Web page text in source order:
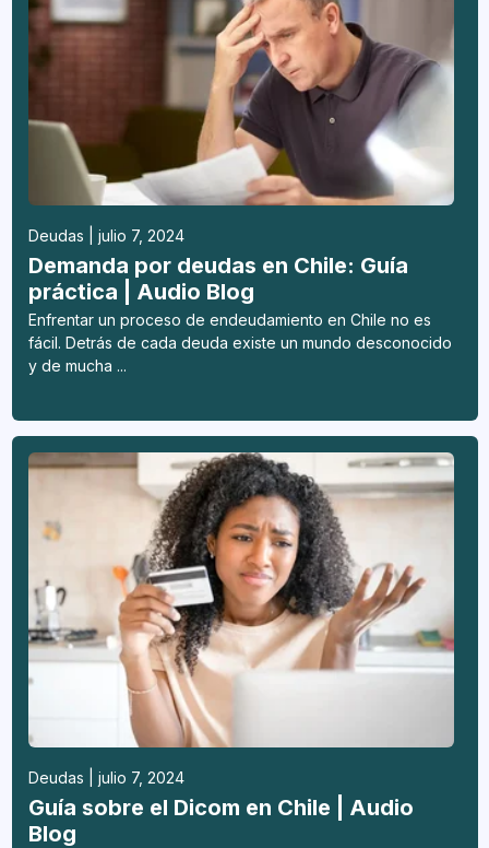
Deudas | julio 7, 2024
Demanda por deudas en Chile: Guía
práctica | Audio Blog
Enfrentar un proceso de endeudamiento en Chile no es
fácil. Detrás de cada deuda existe un mundo desconocido
y de mucha ...
Deudas | julio 7, 2024
Guía sobre el Dicom en Chile | Audio
Blog